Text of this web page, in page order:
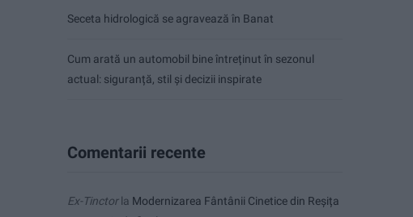
Seceta hidrologică se agravează în Banat
Cum arată un automobil bine întreținut în sezonul
actual: siguranță, stil și decizii inspirate
Comentarii recente
Ex-Tinctorla Modernizarea Fântânii Cinetice din Reșița